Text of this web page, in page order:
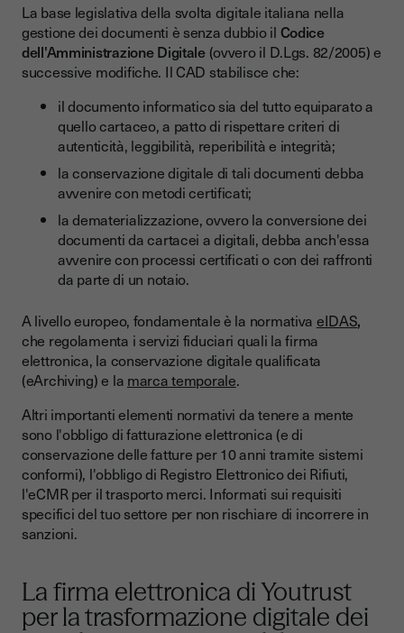
La base legislativa della svolta digitale italiana nella
gestione dei documenti è senza dubbio il Codice
dell'Amministrazione Digitale(ovvero il D.Lgs. 82/2005) e
successive modifiche. Il CAD stabilisce che:
il documento informatico sia del tutto equiparato a
quello cartaceo, a patto di rispettare criteri di
autenticità, leggibilità, reperibilità e integrità;
la conservazione digitale di tali documenti debba
avvenire con metodi certificati;
la dematerializzazione, ovvero la conversione dei
documenti da cartacei a digitali, debba anch'essa
avvenire con processi certificati o con dei raffronti
da parte di un notaio.
A livello europeo, fondamentale è la normativa eIDAS,
che regolamenta i servizi fiduciari quali la firma
elettronica, la conservazione digitale qualificata
(eArchiving) e la marca temporale.
Altri importanti elementi normativi da tenere a mente
sono l'obbligo di fatturazione elettronica (e di
conservazione delle fatture per 10 anni tramite sistemi
conformi), l'obbligo di Registro Elettronico dei Rifiuti,
l'eCMR per il trasporto merci. Informati sui requisiti
specifici del tuo settore per non rischiare di incorrere in
sanzioni.
La firma elettronica di Youtrust
per la trasformazione digitale dei